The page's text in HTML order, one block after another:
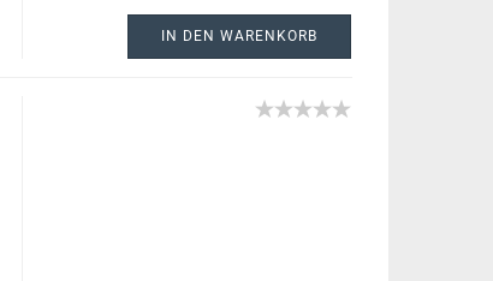
IN DEN WARENKORB